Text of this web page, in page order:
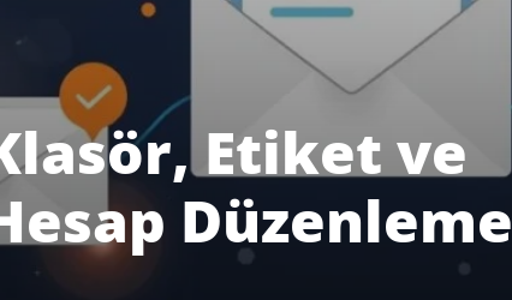
Etiket ve
Düzenleme